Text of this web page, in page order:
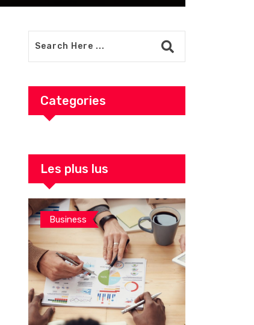
Categories
Les plus lus
Business